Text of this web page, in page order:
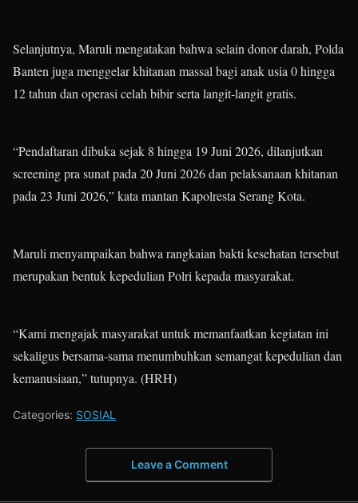
Selanjutnya, Maruli mengatakan bahwa selain donor darah, Polda
Banten juga menggelar khitanan massal bagi anak usia 0 hingga
12 tahun dan operasi celah bibir serta langit-langit gratis.
“Pendaftaran dibuka sejak 8 hingga 19 Juni 2026, dilanjutkan
screening pra sunat pada 20 Juni 2026 dan pelaksanaan khitanan
pada 23 Juni 2026,” kata mantan Kapolresta Serang Kota.
Maruli menyampaikan bahwa rangkaian bakti kesehatan tersebut
merupakan bentuk kepedulian Polri kepada masyarakat.
“Kami mengajak masyarakat untuk memanfaatkan kegiatan ini
sekaligus bersama-sama menumbuhkan semangat kepedulian dan
kemanusiaan,” tutupnya. (HRH)
Categories: SOSIAL
Leave a Comment